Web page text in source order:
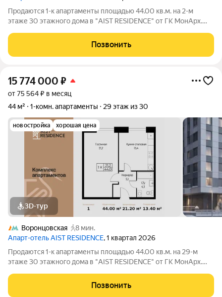
Продаются 1-к апартаменты площадью 44.00 кв.м. на 2-м
этаже 30 этажного дома в "AIST RESIDENCE" от ГК МонАрх.
стремится к гармонии между динамичной городской жизнью и
отдыхом на природе.
Позвонить
15 774 000 ₽
от 75 564 ₽ в месяц
44 м²
1-комн. апартаменты 29 этаж из 30
новостройка хорошая цена
3D-тур
Воронцовская
8 мин.
Апарт-отель AIST RESIDENCE, 1 квартал 2026
Продаются 1-к апартаменты площадью 44.00 кв.м. на 29-м
этаже 30 этажного дома в "AIST RESIDENCE" от ГК МонАрх.
стремится к гармонии между динамичной городской жизнью и
отдыхом на природе.
Позвонить